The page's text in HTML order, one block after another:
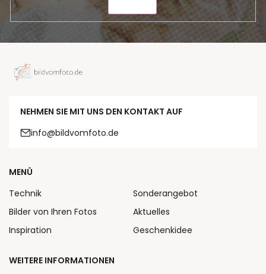
NEHMEN SIE MIT UNS DEN KONTAKT AUF
info@bildvomfoto.de
MENÜ
Technik
Bilder von Ihren Fotos
Inspiration
Sonderangebot
Aktuelles
Geschenkidee
WEITERE INFORMATIONEN